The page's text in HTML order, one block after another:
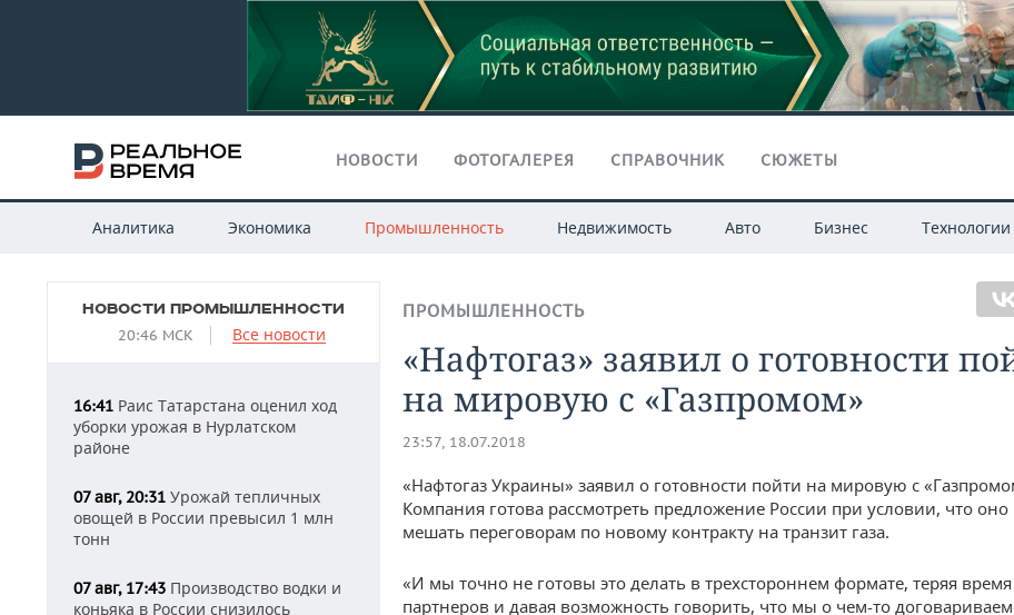
НОВОСТИ ФОТОГАЛЕРЕЯ СПРАВОЧНИК СЮЖЕТЫ
Аналитика Экономика Промышленность Недвижимость Авто Бизнес Технологии
НОВОСТИ ПРОМЫШЛЕННОСТИ
20:46 МСК Все новости
16:41 Раис Татарстана оценил ход
уборки урожая в Нурлатском
районе
07 авг, 20:31 Урожай тепличных
овощей в России превысил 1 млн
тонн
07 авг, 17:43 Производство водки и
коньяка в России снизилось
ПРОМЫШЛЕННОСТЬ
«Нафтогаз» заявил о готовности
на мировую с «Газпромом»
23:57, 18.07.2018
«Нафтогаз Украины» заявил о готовности пойти на мировую с
Компания готова рассмотреть предложение России при условии, что оно
мешать переговорам по новому контракту на транзит газа.
«И мы точно не готовы это делать в трехстороннем формате, теряя
партнеров и давая возможность говорить, что мы о чем-то